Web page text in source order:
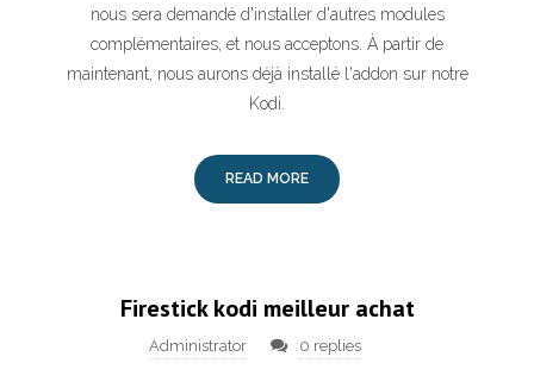
nous sera demandé d'installer d'autres modules
complémentaires, et nous acceptons. À partir de
maintenant, nous aurons déjà installé l'addon sur notre
Kodi.
READ MORE
Firestick kodi meilleur achat
Administrator 0 replies